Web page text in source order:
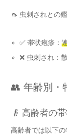
🦟 虫刺されとの
✅ 帯状疱疹：
❌ 虫刺され：
👥 年齢別・
👴 高齢者の
高齢者では以下の